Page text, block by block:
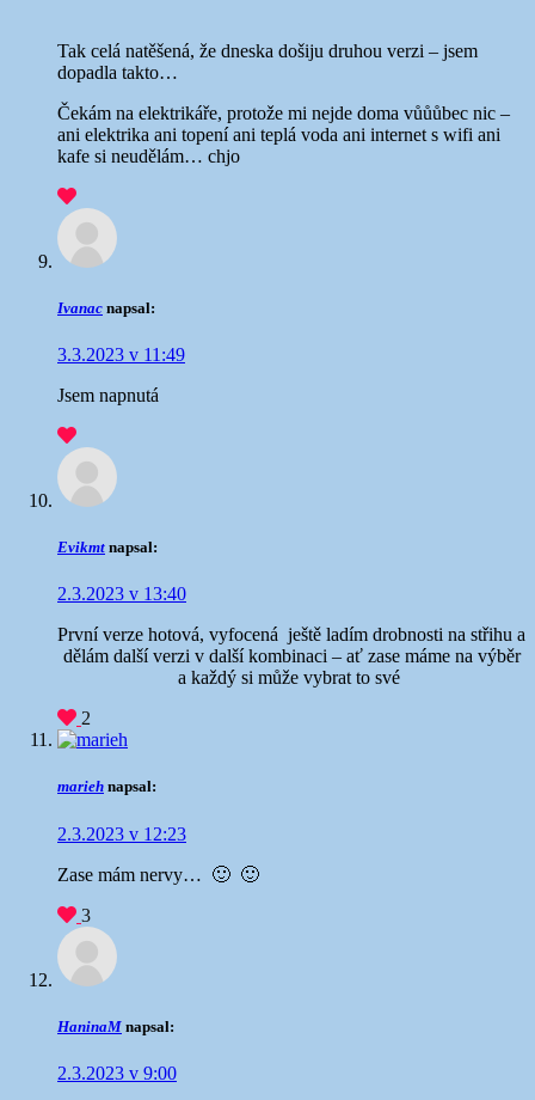
Tak celá natěšená, že dneska došiju druhou verzi – jsem
dopadla takto…
Čekám na elektrikáře, protože mi nejde doma vůůůbec nic –
ani elektrika ani topení ani teplá voda ani internet s wifi ani
kafe si neudělám… chjo
Ivanac napsal:
3.3.2023 v 11:49
Jsem napnutá
Evikmt napsal:
2.3.2023 v 13:40
První verze hotová, vyfocená ještě ladím drobnosti na střihu a
dělám další verzi v další kombinaci – ať zase máme na výběr
a každý si může vybrat to své
2
marieh napsal:
2.3.2023 v 12:23
Zase mám nervy… 🙂 🙂
3
HaninaM napsal:
2.3.2023 v 9:00